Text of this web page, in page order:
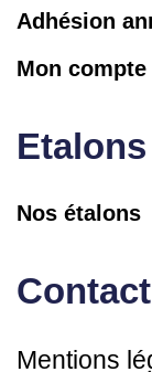
Adhésion
Mon compte
Etalons
Nos étalons
Contact
Mentions